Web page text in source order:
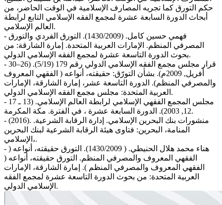
حكم التورق كما تجريه المصارف الإسلامية في الوقت الحاضر، من
أبحاث الدورة السابعة عشرة لمجمع الفقه الإسلامي التابع لرابطة
العالم الإسلامي.
- فهمي حسين كامل. (1430/2009). التورق الفردي والتورق
المصرفي المنظم. الإمارات العربية المتحدة. إمارة الشارقة: من
بحوث الدورة التاسعة عشرة لمجمع الفقه الإسلامي الدولي.
- قرار مجلس مجمع الفقه الإسلامي الدولي رقم 179 (5/19). (26–30
أفريل, 2009م). بشأن التورّق: حقيقته، أنواعه ( الفقهي المعروف
والمصرفي المنظم). الدورة التاسعة عشر، إمارة الشارقة، الإمارات
العربية المتحدة: مجلس مجمع الفقه الإسلامي الدولي.
- مجلس المجمع الفقهي الإسلامي لرابطة العالم الإسلامي. (13 ـ 17
12, 2003). الدورة السابعة عشرة ، في الفترة. مكة المكرمة.
- (2016). منشورات بنك البحرين الإسلامي. إدارة الرقابة الشرعية.
المنامة، البحرين: فتاوى هيئة الرقابة الشرعية لبنك البحرين
الإسلامي،.
- هناء محمد هلال الحنيطي. ( 1430/2009). التورق حقيقته، أنواعه (
الفقهي المعروف والمصرفي المنظم. التورق حقيقته، أنواعه (
الفقهي المعروف والمصرفي المنظم ). إمارة الشارقة، الإمارات
العربية المتحدة: من بحوث الدورة التاسعة عشرة لمجمع الفقه
الإسلامي الدولي.